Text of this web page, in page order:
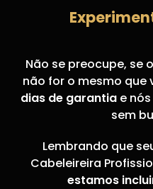
Não se preocupe, se
não for o mesmo que
dias de garantiae nós
sem
Lembrando que
Cabeleireira
estamos